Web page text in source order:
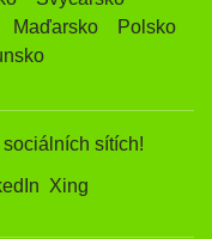
Maďarsko
Polsko
sítích!
Xing